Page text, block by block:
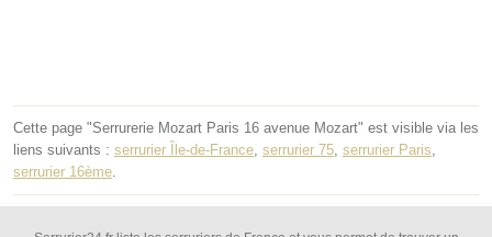
Cette page "Serrurerie Mozart Paris 16 avenue Mozart" est visible via les
liens suivants : serrurier Île-de-France, serrurier 75, serrurier Paris,
serrurier 16ème.